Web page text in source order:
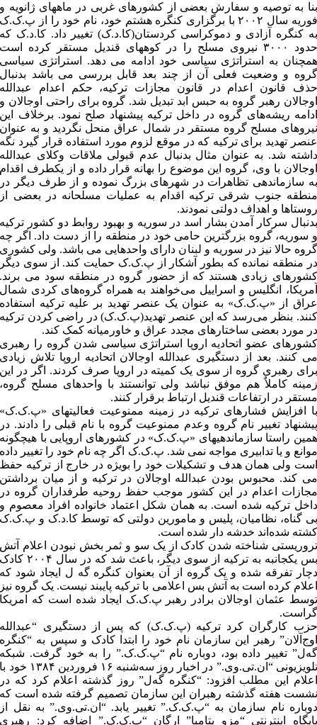
بنا به توصیه و سفارش بعضی از کشورهای غربی در ماههای ژانویه و
فوریه سال ۲۰۰۲ با برگزاری کنگره هشتم خود، نام خود را از پ.ک.ک
به کنگره آزادی و دموکراسی کردستان(کا.د.ک) تغییر داد. کا.د.ک که
حدود ۳۰۰۰ نیروی مسلح را در کوههای قندیل مستقر کرده است
همچنان به استراتژی سیاسی خود ادامه می دهد. استراتژی سیاسی
گروه و وضعیت فعلی آن از چند بعد قابل بررسی می باشد بدنبال
حذف قانون اعدام در قانون مجازات ترکیه، حکم اعدام عبدالله
اوجالان رهبر گروه به حبس ابد تبدیل شد. گروه برای راحتی اوجالان و
ادامه ریشه‌های گروه در داخل ترکیه پیشنهاد صلح نمود. برخلاف این
نیروهای مسلح گروه مستقر در شمال عراق منحل نگردید و به عنوان
عنصر تهدید برای ترکیه که در موقع لزوم مورد استفاده قرار گیرد نگه
داشته شد. به عنوان مثال بدنبال عدم قبولی ملاقات وکلای عبدالله
اوجالان با وی، گروه این موضوع را بهانه قرار داده و از یکطرف اقدام
به سازماندهی تظاهرات در شهرهای بزرگ نموده و از طرف دیگر در
منطقه جنوب شرقی ترکیه اقدام به عملیات مسلحانه در بعضی از
روستاها و اهداف دولتی نمودند.
بدنبال سرکار آمدن بشار اسد در سوریه و بهبود روابط دو کشور ترکیه
و سوریه، گروه بزرگترین حامی خود در منطقه را از دست داد. اگر چه
گروه حالا نیز در سوریه و لبنان دارای واحدهایی می باشد. ولی کشوری
در منطقه نمانده که بطور آشکار از پ.ک.ک حمایت کند. از سوی دیگر
کشورهای زیادی هستند که از حضور گروه در منطقه سود می برند.
آمریکا، انگلیس و اسراییل می‌خواهند به همراه گروه‌های کردی شمال
عراق از «پ.ک.ک» به عنوان یک عنصر تهدید بر علیه ترکیه استفاده
کنند. بنظر می‌رسد که این عنصر تهدید(پ.ک.ک) در راضی کردن ترکیه
در مورد بعضی ساختارهای مجدد عراق و خاورمیانه کمک کند.
کشورهای عضو اتحادیه اروپا استراتژی سیاسی شدن گروه را رهبری
می کنند. بعد از دستگیری عبدالله اوجالان اتحادیه اروپا تلاش زیادی
برای رهبری گروه از سوی یک کمیته در اروپا صرف کردند. اگر در این
زمینه کاملاٌ هم موفق نباشد ولی توانستند با واحدهای مسلح گروه،
مستقر در ارتفاعات قندیل ارتباط برقرار کنند.
با افزایش فشارهای ترکیه در زمینه ممنوعیت فعالیتهای «پ.ک.ک»
پیشنهاد تغییر نام گروه وعدم ممنوعیت گروه با نام قبلی را دادند. در
همین راستا سازماندهیهای «پ.ک.ک» در کشورهای اروپایی با هیچگونه
موانع و یا تدابیری مواجه نمی شد. پ.ک.ک اگر چه نام خود را تغییر داده
است ولی همان هدف و تشکیلات خود را بویژه در خارج از ترکیه حفظ
می کند. محبوس بودن عبدالله اوجالان در ترکیه و از میان برداشتن
مجازات اعدام در این کشور موجب حفظ روحیه طرفداران گروه در
داخل ترکیه شده است. به همان شکل اعتماد خانواده افراد معصوم و
بی گناه، نظامیان، پلیس و مامورین دولتی که توسط کا.د.ک و پ.ک.ک
کشته شده‌اند خدشه دار شده است.
تروریستی شناخته شدن کادک از یک سو و ثمر بخش نبودن اعلام آتش
بس یکجانبه به ترکیه از سوی دیگر، باعث شد که در سال ۲۰۰۴ کادک
دچار تفرقه شده و یک گروه از آن بعنوان کنگره گه ل ایجاد شود که
اعلام کرده است به آتش بس اعلامی با ترکیه پایبند نیست. یک گروه نیز
توسط عثمان اوجالان برادر رهبر پ.ک.ک ایجاد شده است که امریکا
گراست.
حزب کارگران کرد ترکیه (پ.ک.ک) که پس از دستگیری “عبدالله
اوج‌آلان” رهبر این سازمان نام خود را ابتدا کادک و سپس به “کنگره
گه‌ل” تغییر داده بود، دوباره نام “پ.ک.ک.” را به خود گرفت. شبکه
تلویزیونی “ان.تی.وی.” در اخبار روز سه‌شنبه ۱۶ فروردین ۱۳۸۴ خود با
اعلام این مطلب افزود: “کنگره گه‌ل” روز گذشته اعلام کرد که در
نشست هفته گذشته رهبران این سازمان تصمیم گرفته شده است که
دوباره نام سازمان به “پ.ک.ک.” تغییر یابد. “ان.تی.وی.” به نقل از
پایگاه اینترنتی “مزو پتامیا” ارگان “پ.ک.ک.” اضافه کرد: رهبری